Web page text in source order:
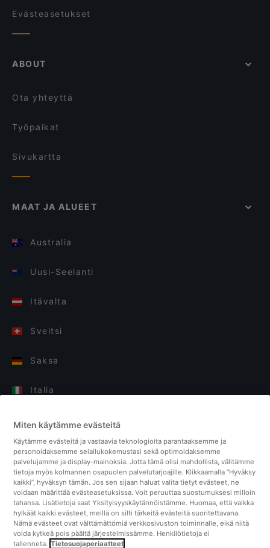
Evästeasetukset
ABOUT
Ota yhteyttä
Työpaikat
Sivukartta
MAAT JA ALUEET
Australia
Uusi-Seelanti
Itävalta
Sveitsi
Saksa
Italia
Suomi
Yhdistyneet kuningaskunnat
Turkki
Alankomaat
Singapore
Miten käytämme evästeitä
Käytämme evästeitä ja vastaavia teknologioita parantaaksemme ja
personoidaksemme selailukokemustasi sekä optimoidaksemme
palvelujamme ja display-mainoksia. Jotta tämä olisi mahdollista, välitämme
tietoja myös kolmannen osapuolen palvelutarjoajille. Klikkaamalla “Hyväksy
kaikki”, hyväksyn tämän. Jos sen sijaan haluat valita tietyt evästeet, ne
voidaan määrittää evästeasetuksissa. Voit peruuttaa suostumuksesi milloin
tahansa. Lisätietoja saat Yksityisyyskäytännöistämme. Huomaa, että vaikka
hylkäät kaikki evästeet, meillä on silti tärkeitä evästeitä suoritettavana.
Nämä evästeet ovat välttämättömiä verkkosivuston toiminnalle, eikä niitä
voida kytkeä pois päältä järjestelmissämme. Henkilötietoja ei
tallenneta. Tietosuojaperiaatteet